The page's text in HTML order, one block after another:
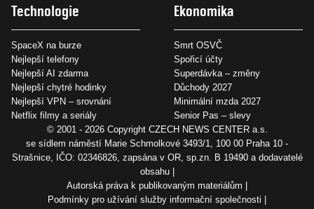
Technologie
SpaceX na burze
Nejlepší telefony
Nejlepší AI zdarma
Nejlepší chytré hodinky
Nejlepší VPN – srovnání
Netflix filmy a seriály
Ekonomika
Smrt OSVČ
Spořicí účty
Superdávka – změny
Důchody 2027
Minimální mzda 2027
Senior Pas – slevy
© 2001 - 2026 Copyright CZECH NEWS CENTER a.s.
se sídlem náměstí Marie Schmolkové 3493/1, 100 00 Praha 10 -
Strašnice, IČO: 02346826, zapsána v OR, sp.zn. B 19490 a dodavatelé
obsahu
Autorská práva k publikovaným materiálům
Podmínky pro užívání služby informační společnosti